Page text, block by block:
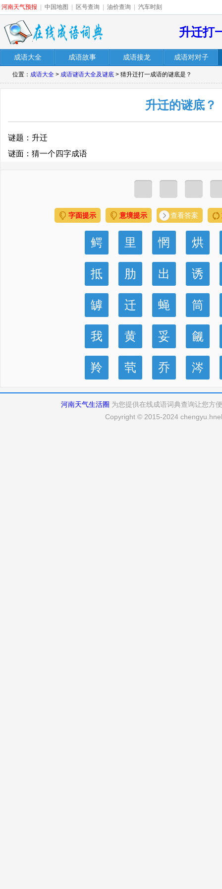
河南天气预报 中国地图 区号查询 油价查询 汽车时刻
升迁打
成语大全 成语故事 成语接龙 成语对对子
位置： 成语大全 > 成语谜语大全及谜底 > 猜升迁打一成语的谜底是？
升迁的谜底？
谜题：升迁
谜面：猜一个四字成语
字面提示 意境提示 查看答案
鳄 里 惘 烘
抵 肋 出 诱
罅 迁 蝇 筒
我 黄 妥 觎
羚 茕 乔 涔
河南天气生活圈 为您提供在线成语词典查询让您方
Copyright © 2015-2024